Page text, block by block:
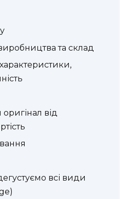
та склад
від
всі види